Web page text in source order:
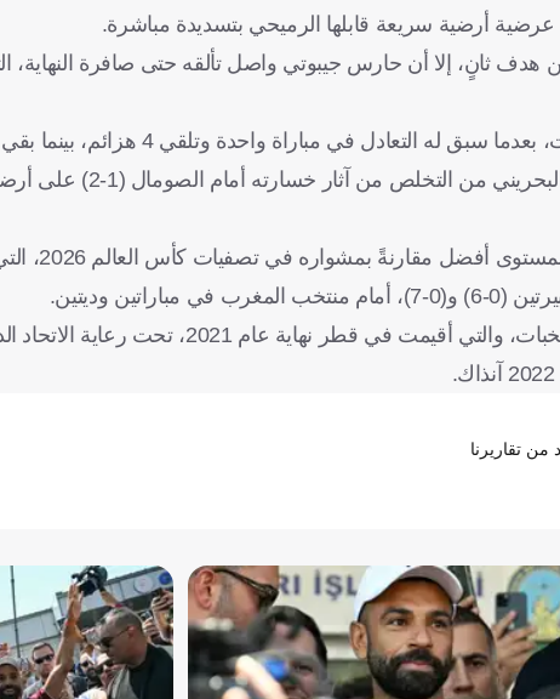
هدف ثانٍ، إلا أن حارس جيبوتي واصل تألقه حتى صافرة النهاية،
ويُعد انتصار اليوم هو الأول للبحرين في آخر 6 مباريات،
انتصار أو تعادل في آخر 6 مباريات.
وقدم منتخب جيبوتي
وديتين.
يُذكر أن الجزائر هي حاملة لقب البطولة العربية للمنتخبات،